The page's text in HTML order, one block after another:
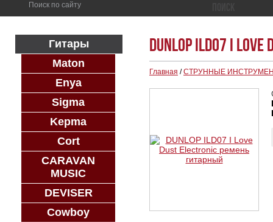
DUNLOP ILD07 I
Главная /СТРУННЫЕ
Гитары
Maton
Enya
Sigma
Kepma
Cort
CARAVAN
MUSIC
DEVISER
Cowboy